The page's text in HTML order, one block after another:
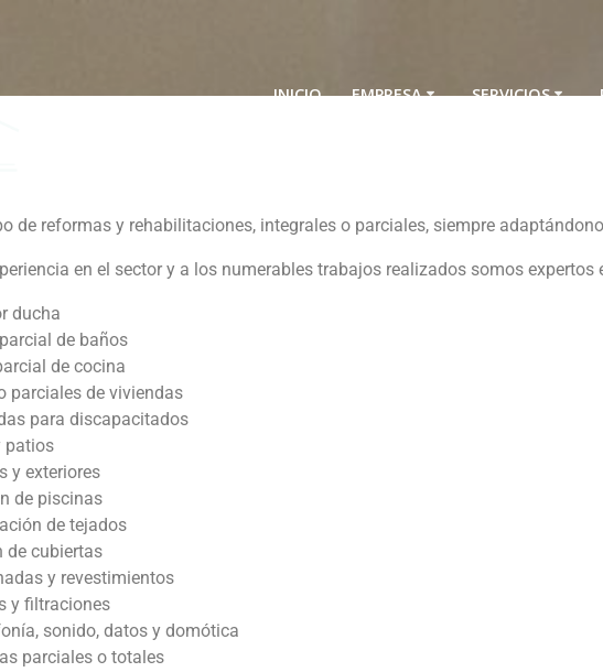
INICIO EMPRESA SERVICIOS
de reformas y rehabilitaciones, integrales o parciales, siempre
en el sector y a los numerables trabajos realizados somos
ducha
de baños
de cocina
parciales de viviendas
para discapacitados
patios
y exteriores
de piscinas
de tejados
de cubiertas
y revestimientos
y filtraciones
sonido, datos y domótica
parciales o totales